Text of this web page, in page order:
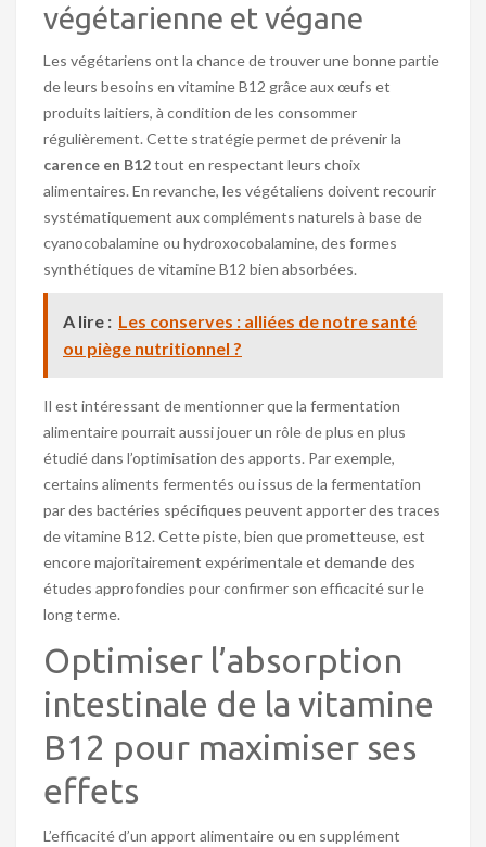
végétarienne et végane
Les végétariens ont la chance de trouver une bonne partie
de leurs besoins en vitamine B12 grâce aux œufs et
produits laitiers, à condition de les consommer
régulièrement. Cette stratégie permet de prévenir la
carence en B12tout en respectant leurs choix
alimentaires. En revanche, les végétaliens doivent recourir
systématiquement aux compléments naturels à base de
cyanocobalamine ou hydroxocobalamine, des formes
synthétiques de vitamine B12 bien absorbées.
A lire : Les conserves : alliées de notre santé
ou piège nutritionnel ?
Il est intéressant de mentionner que la fermentation
alimentaire pourrait aussi jouer un rôle de plus en plus
étudié dans l’optimisation des apports. Par exemple,
certains aliments fermentés ou issus de la fermentation
par des bactéries spécifiques peuvent apporter des traces
de vitamine B12. Cette piste, bien que prometteuse, est
encore majoritairement expérimentale et demande des
études approfondies pour confirmer son efficacité sur le
long terme.
Optimiser l’absorption
intestinale de la vitamine
B12 pour maximiser ses
effets
L’efficacité d’un apport alimentaire ou en supplément